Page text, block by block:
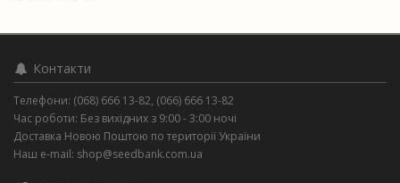
Контакти
Телефони: (068) 666 13-82, (066) 666 13-82
Час роботи: Без вихідних з 9:00 - 3:00 ночі
Доставка Новою Поштою по території України
Наш e-mail: shop@seedbank.com.ua